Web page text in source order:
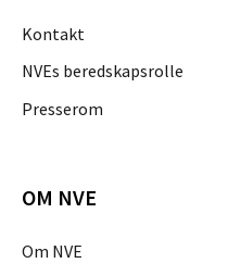
Kontakt
NVEs beredskapsrolle
Presserom
OM NVE
Om NVE